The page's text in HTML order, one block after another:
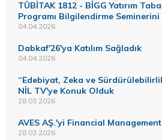
TÜBİTAK 1812 - BİGG Yatırım
Programı Bilgilendirme
04.04.2026
Dabkaf'26'ya Katılım Sağladık
04.04.2026
“Edebiyat, Zeka ve
NİL TV'ye Konuk Olduk
28.03.2026
AVES AŞ.'yi Financial
28.03.2026